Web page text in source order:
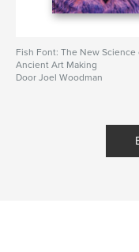
Fish Font: The New Science
Ancient Art Making
Door Joel Woodman